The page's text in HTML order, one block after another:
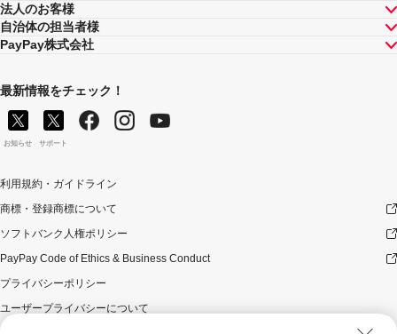
法人のお客様
自治体の担当者様
PayPay株式会社
最新情報をチェック！
お知らせ サポート
利用規約・ガイドライン
商標・登録商標について
ソフトバンク人権ポリシー
PayPay Code of Ethics & Business Conduct
プライバシーポリシー
ユーザープライバシーについて